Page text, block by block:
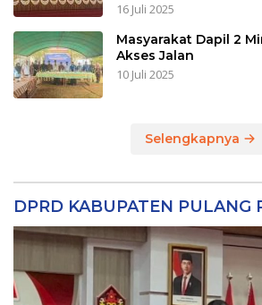
16 Juli 2025
Masyarakat Dapil 2
Akses Jalan
10 Juli 2025
Selengkapnya
DPRD KABUPATEN PULANG